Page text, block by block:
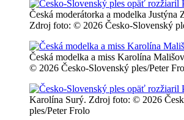
Česká moderátorka a modelka Justýna
Zdroj foto: © 2026 Česko-Slovenský
Česká modelka a miss Karolína
© 2026 Česko-Slovenský ples/Peter
Karolína Surý. Zdroj foto: © 2026
ples/Peter Frolo